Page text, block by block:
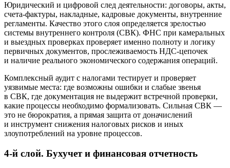
Юридический и цифровой след деятельности: договоры, акты,
счета-фактуры, накладные, кадровые документы, внутренние
регламенты. Качество этого слоя определяется зрелостью
системы внутреннего контроля (СВК). ФНС при камеральных
и выездных проверках проверяет именно полноту и логику
первичных документов, прослеживаемость НДС-цепочек
и наличие реального экономического содержания операций.
Комплексный аудит с налогами тестирует и проверяет
уязвимые места: где возможны ошибки и слабые звенья
в СВК, где документация не выдержит встречной проверки,
какие процессы необходимо формализовать. Сильная СВК —
это не бюрократия, а прямая защита от доначислений
и инструмент снижения налоговых рисков и иных
злоупотреблений на уровне процессов.
4-й слой. Бухучет и финансовая отчетность